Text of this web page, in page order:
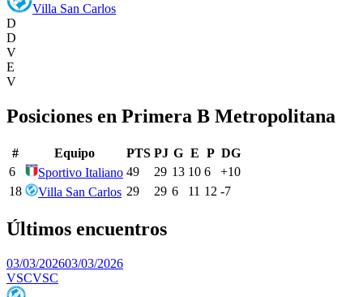
Villa San Carlos
D
D
V
E
V
Posiciones en Primera B Metropolitana
# Equipo PTS PJ G E P DG
6
Sportivo Italiano 49 29 13 10 6 +10
18
Villa San Carlos 29 29 6 11 12 -7
Últimos encuentros
03/03/202603/03/2026
VSCVSC